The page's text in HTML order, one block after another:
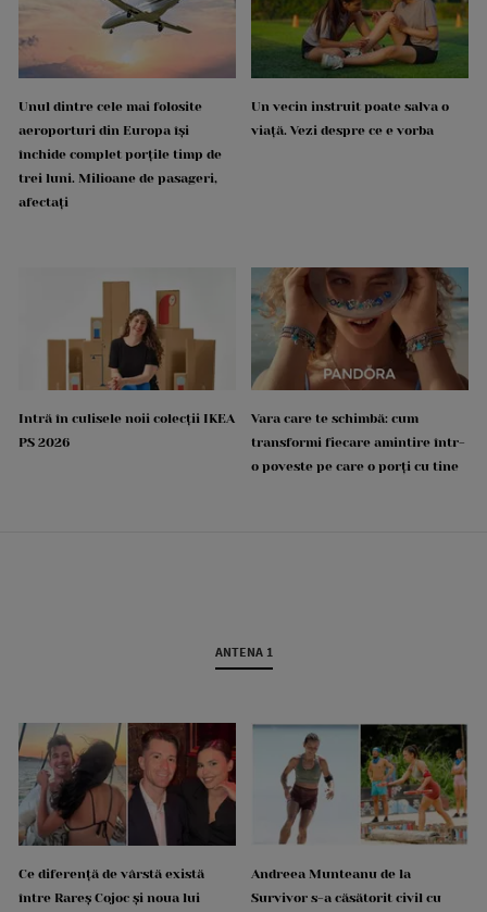
Unul dintre cele mai folosite
aeroporturi din Europa își
închide complet porțile timp de
trei luni. Milioane de pasageri,
afectați
Un vecin instruit poate salva o
viață. Vezi despre ce e vorba
Intră în culisele noii colecții IKEA
PS 2026
Vara care te schimbă: cum
transformi fiecare amintire într-
o poveste pe care o porți cu tine
ANTENA 1
Ce diferență de vârstă există
între Rareș Cojoc și noua lui
Andreea Munteanu de la
Survivor s-a căsătorit civil cu